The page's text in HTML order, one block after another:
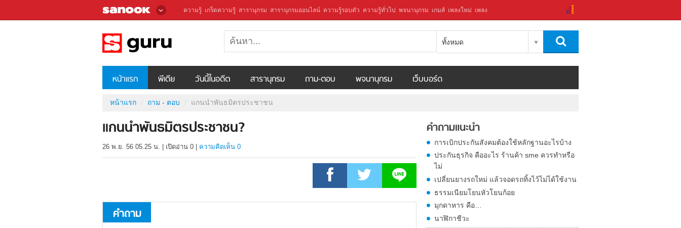
ความรู้ เกร็ดความรู้ สารานุกรม สารานุกรมออนไลน์ ความรู้รอบตัว ความรู้ทั่วไป พจนานุกรม เกมส์ เพลงใหม่ เพลง
ทั้งหมด
หน้าแรก พีเดีย วันนี้ในอดีต สารานุกรม ถาม-ตอบ พจนานุกรม เว็บบอร์ด
หน้าแรก ถาม - ตอบ แกนนำพันธมิตรประชาชน
แกนนำพันธมิตรประชาชน?
26 พ.ย. 56 05.25 น. เปิดอ่าน 0 ความคิดเห็น 0
คำถาม
คำถามแนะนำ
การเบิกประกันสังคมต้องใช้หลักฐานอะไรบ้าง
ประกันธุรกิจ คืออะไร ร้านค้า sme ควรทำหรือ
ไม่
เปลี่ยนยางรถใหม่ แล้วจอดรถทิ้งไว้ไม่ได้ใช้งาน
ธรรมเนียมโยนหัวโยนก้อย
มุกดาหาร คือ…
นาฬิกาชีวะ